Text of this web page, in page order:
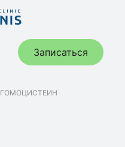
Записаться
ГОМОЦИСТЕИН